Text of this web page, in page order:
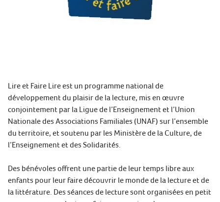
Lire et Faire Lire est un programme national de
développement du plaisir de la lecture, mis en œuvre
conjointement par la Ligue de l’Enseignement et l’Union
Nationale des Associations Familiales (UNAF) sur l’ensemble
du territoire, et soutenu par les Ministère de la Culture, de
l’Enseignement et des Solidarités.
Des bénévoles offrent une partie de leur temps libre aux
enfants pour leur faire découvrir le monde de la lecture et de
la littérature. Des séances de lecture sont organisées en petit